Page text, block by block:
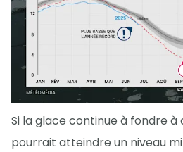
Si la glace continue à fondre
pourrait atteindre un niveau